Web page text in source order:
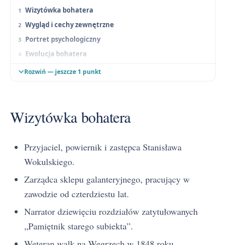
Wizytówka bohatera
Wygląd i cechy zewnętrzne
Portret psychologiczny
Ewolucja bohatera
Ocena postaci
Rozwiń — jeszcze 1 punkt
Wizytówka bohatera
Przyjaciel, powiernik i zastępca Stanisława
Wokulskiego.
Zarządca sklepu galanteryjnego, pracujący w
zawodzie od czterdziestu lat.
Narrator dziewięciu rozdziałów zatytułowanych
„Pamiętnik starego subiekta”.